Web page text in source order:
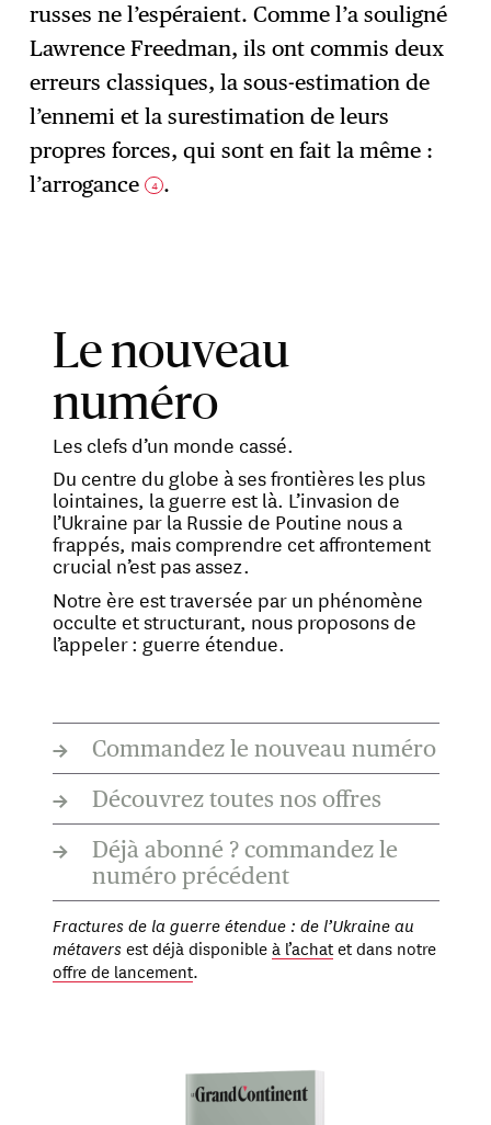
russes ne l’espéraient. Comme l’a souligné
Lawrence Freedman, ils ont commis deux
erreurs classiques, la sous-estimation de
l’ennemi et la surestimation de leurs
propres forces, qui sont en fait la même :
l’arrogance 4 .
Le nouveau
numéro
Les clefs d’un monde cassé.
Du centre du globe à ses frontières les plus
lointaines, la guerre est là. L’invasion de
l’Ukraine par la Russie de Poutine nous a
frappés, mais comprendre cet affrontement
crucial n’est pas assez.
Notre ère est traversée par un phénomène
occulte et structurant, nous proposons de
l’appeler : guerre étendue.
→ Commandez le nouveau numéro
→ Découvrez toutes nos offres
→
Déjà abonné ? commandez le
numéro précédent
Fractures de la guerre étendue : de l’Ukraine au
métaversest déjà disponibleà l’achatet dans notre
offre de lancement.